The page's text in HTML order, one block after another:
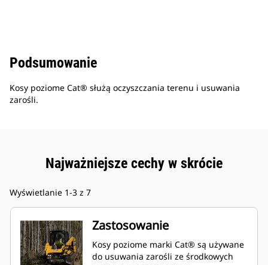
Podsumowanie
Kosy poziome Cat® służą oczyszczania terenu i usuwania
zarośli.
Najważniejsze cechy w skrócie
Wyświetlanie 1-3 z 7
Zastosowanie
Kosy poziome marki Cat® są używane
do usuwania zarośli ze środkowych